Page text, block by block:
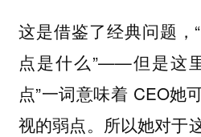
这是借鉴了经典问题，
点是什么”——但是这
点”一词意味着 CEO她
视的弱点。所以她对于